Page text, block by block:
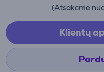
(Atsakome
Klientų